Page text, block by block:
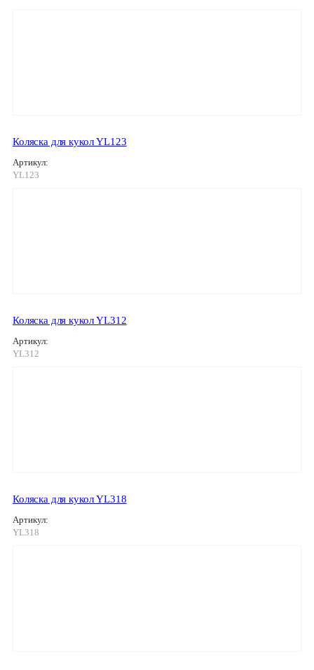
Коляска для кукол YL123
Артикул:
YL123
Коляска для кукол YL312
Артикул:
YL312
Коляска для кукол YL318
Артикул:
YL318